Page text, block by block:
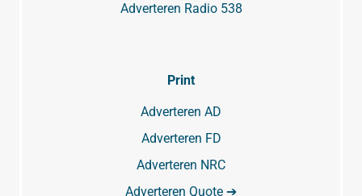
Adverteren Radio 538
Print
Adverteren AD
Adverteren FD
Adverteren NRC
Adverteren Quote ➔